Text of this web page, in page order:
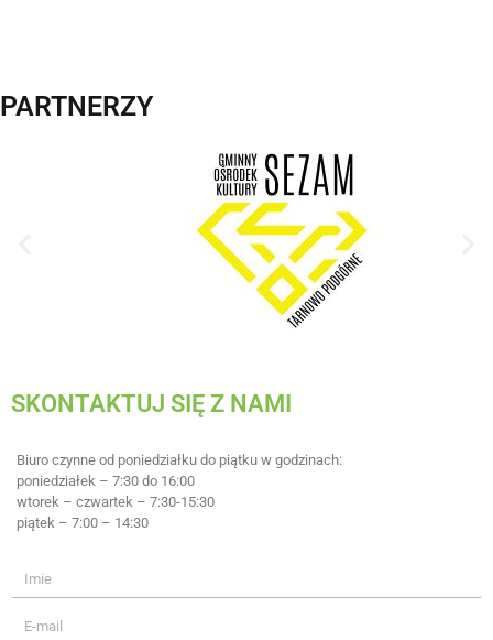
PARTNERZY
SKONTAKTUJ SIĘ Z NAMI
Biuro czynne od poniedziałku do piątku w godzinach:
poniedziałek – 7:30 do 16:00
wtorek – czwartek – 7:30-15:30
piątek – 7:00 – 14:30